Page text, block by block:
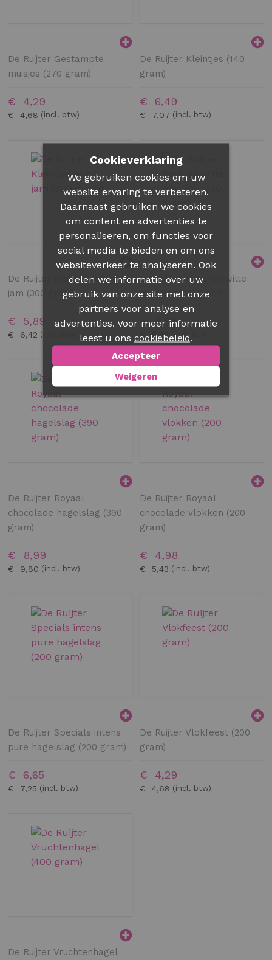
De Ruijter Gestampte
muisjes (270 gram)
€ 4,68
€ 4,29
De Ruijter Kleintjes (140
gram)
€ 7,07
€ 6,49
De Ruijter Kleintjes extra
jam (300 gram)
€ 6,42
€ 5,89
De Ruijter Rose en witte
muisjes (330 gram)
€ 5,43
€ 4,98
De Ruijter Royaal
chocolade hagelslag (390
gram)
€ 9,80
€ 8,99
De Ruijter Royaal
chocolade vlokken (200
gram)
€ 5,43
€ 4,98
De Ruijter Specials intens
pure hagelslag (200 gram)
€ 7,25
€ 6,65
De Ruijter Vlokfeest (200
gram)
€ 4,68
€ 4,29
De Ruijter Vruchtenhagel
Cookieverklaring
We gebruiken cookies om uw
website ervaring te verbeteren.
Daarnaast gebruiken we cookies
om content en advertenties te
personaliseren, om functies voor
social media te bieden en om ons
websiteverkeer te analyseren. Ook
delen we informatie over uw
gebruik van onze site met onze
partners voor analyse en
advertenties. Voor meer informatie
leest u ons cookiebeleid.
Accepteer
Weigeren